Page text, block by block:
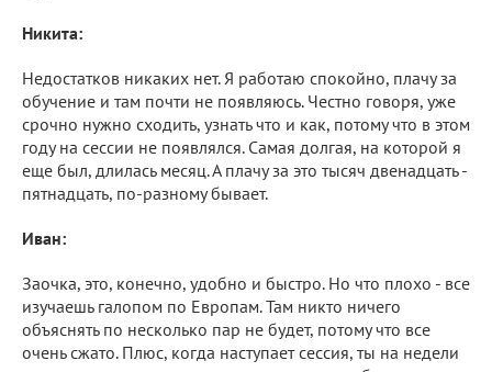
Никита:
Недостатков никаких нет. Я работаю спокойно, плачу за
обучение и там почти не появляюсь. Честно говоря, уже
срочно нужно сходить, узнать что и как, потому что в этом
году на сессии не появлялся. Самая долгая, на которой я
еще был, длилась месяц. А плачу за это тысяч двенадцать -
пятнадцать, по-разному бывает.
Иван:
Заочка, это, конечно, удобно и быстро. Но что плохо - все
изучаешь галопом по Европам. Там никто ничего
объяснять по несколько пар не будет, потому что все
очень сжато. Плюс, когда наступает сессия, ты на недели